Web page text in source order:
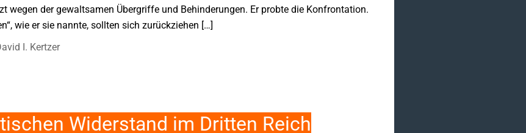
wegen der gewaltsamen Übergriffe und Behinderungen. Er probte die Konfrontation.
wie er sie nannte, sollten sich zurückziehen […]
I. Kertzer
Widerstand im Dritten Reich